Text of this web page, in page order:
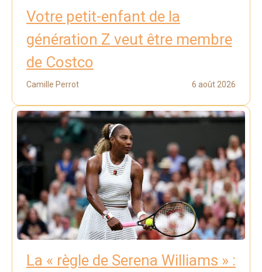
Votre petit-enfant de la
génération Z veut être membre
de Costco
Camille Perrot 6 août 2026
La « règle de Serena Williams » :